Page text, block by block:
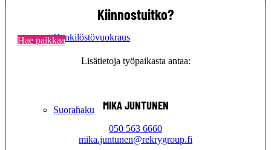
Henkilöstövuokraus
Suorahaku
Kiinnostuitko?
Hae paikkaa
Lisätietoja työpaikasta antaa:
MIKA JUNTUNEN
050 563 6660
mika.juntunen@rekrygroup.fi